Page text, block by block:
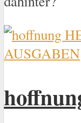
AUSGABEN